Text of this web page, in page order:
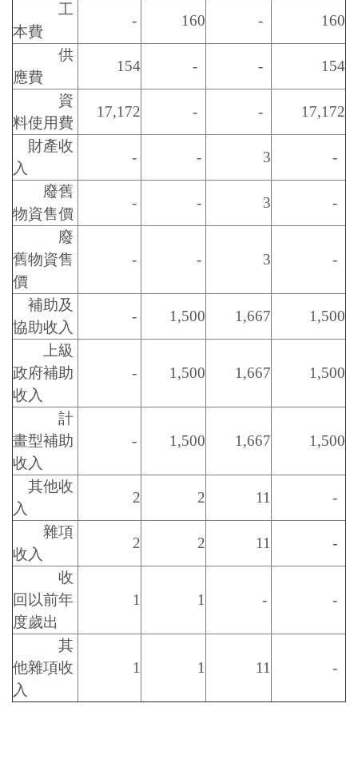
工
本費
- 160 - 160
供
應費
154 - - 154
資
料使用費
17,172 - - 17,172
財產收
入
- - 3 -
廢舊
物資售價
- - 3 -
廢
舊物資售
價
- - 3 -
補助及
協助收入
- 1,500 1,667 1,500
上級
政府補助
收入
- 1,500 1,667 1,500
計
畫型補助
收入
- 1,500 1,667 1,500
其他收
入
2 2 11 -
雜項
收入
2 2 11 -
收
回以前年
度歲出
1 1 - -
其
他雜項收
入
1 1 11 -